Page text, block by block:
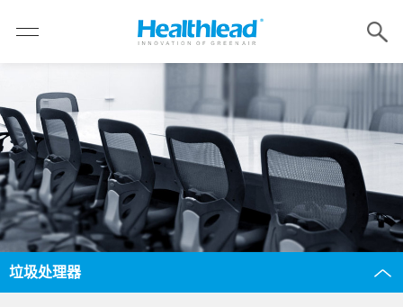
垃圾处理器